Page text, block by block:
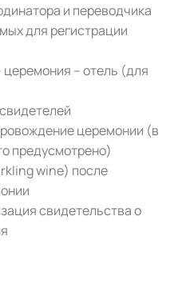
и переводчика
для регистрации
– отель (для
церемонии (в
предусмотрено)
wine) после
свидетельства о